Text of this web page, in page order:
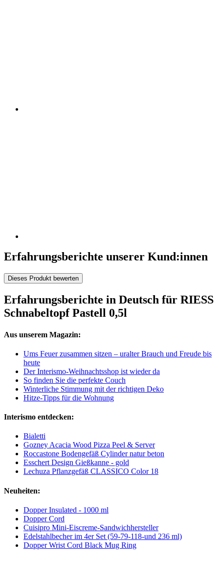
Erfahrungsberichte unserer Kund:innen
Dieses Produkt bewerten
Erfahrungsberichte in Deutsch für RIESS
Schnabeltopf Pastell 0,5l
Aus unserem Magazin:
Ums Feuer zusammen sitzen – uralter Brauch und Freude bis
heute
Der Interismo-Weihnachtsshop ist wieder da
So finden Sie die perfekte Couch
Winterliche Stimmung mit der richtigen Deko
Hitze-Tipps für die Wohnung
Interismo entdecken:
Bialetti
Gozney Acacia Wood Pizza Peel & Server
Roccastone Bodengefäß Cylinder natur beton
Esschert Design Gießkanne - gold
Lechuza Pflanzgefäß CLASSICO Color 18
Neuheiten:
Dopper Insulated - 1000 ml
Dopper Cord
Cuisipro Mini-Eiscreme-Sandwichhersteller
Edelstahlbecher im 4er Set (59-79-118-und 236 ml)
Dopper Wrist Cord Black Mug Ring